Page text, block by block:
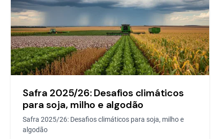
Safra 2025/26: Desafios climáticos
para soja, milho e algodão
Safra 2025/26: Desafios climáticos para soja, milho e
algodão